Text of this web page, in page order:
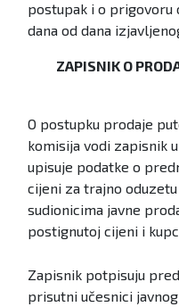
postupak i o prigovoru
dana od dana
ZAPISNIK O
O postupku prodaje
komisija vodi zapisnik
upisuje podatke o
cijeni za trajno
sudionicima javne
postignutoj cijeni i
Zapisnik potpisuju
prisutni učesnici